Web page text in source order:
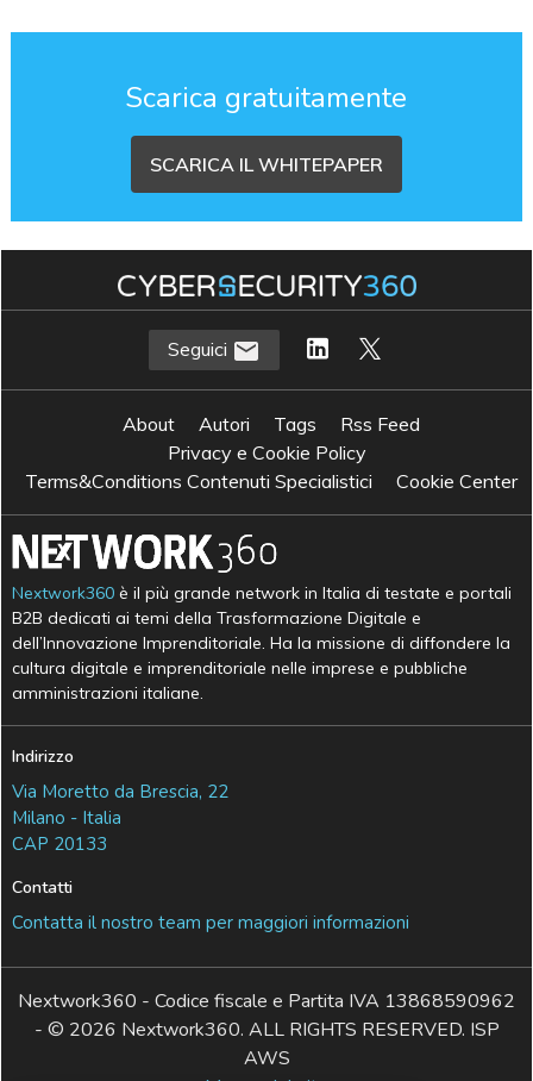
Scarica gratuitamente
SCARICA IL WHITEPAPER
Seguici
About Autori Tags
Rss Feed
Privacy e Cookie Policy
Terms&Conditions Contenuti Specialistici
Cookie Center
Nextwork360 è il più grande network in Italia di testate e portali
B2B dedicati ai temi della Trasformazione Digitale e
dell’Innovazione Imprenditoriale. Ha la missione di diffondere la
cultura digitale e imprenditoriale nelle imprese e pubbliche
amministrazioni italiane.
Indirizzo
Via Moretto da Brescia, 22
Milano - Italia
CAP 20133
Contatti
Contatta il nostro team per maggiori informazioni
Nextwork360 - Codice fiscale e Partita IVA 13868590962
- © 2026 Nextwork360. ALL RIGHTS RESERVED. ISP
AWS